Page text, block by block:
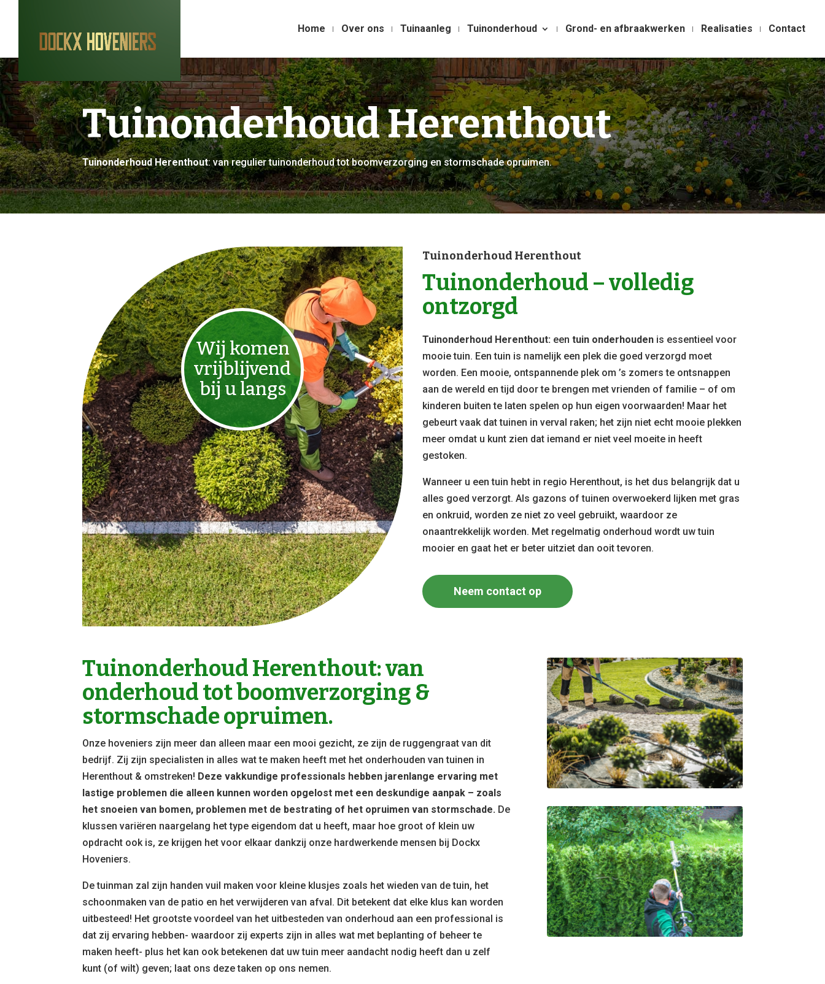
Home Over ons Tuinaanleg Tuinonderhoud Grond- en afbraakwerken Realisaties Contact
Tuinonderhoud Herenthout
Tuinonderhoud Herenthout: van regulier tuinonderhoud tot boomverzorging en stormschade opruimen.
Wij komen
vrijblijvend
bij u langs
Tuinonderhoud Herenthout
Tuinonderhoud – volledig
ontzorgd
Tuinonderhoud Herenthout: eentuin onderhouden is essentieel voor
mooie tuin. Een tuin is namelijk een plek die goed verzorgd moet
worden. Een mooie, ontspannende plek om ’s zomers te ontsnappen
aan de wereld en tijd door te brengen met vrienden of familie – of om
kinderen buiten te laten spelen op hun eigen voorwaarden! Maar het
gebeurt vaak dat tuinen in verval raken; het zijn niet echt mooie plekken
meer omdat u kunt zien dat iemand er niet veel moeite in heeft
gestoken.
Wanneer u een tuin hebt in regio Herenthout, is het dus belangrijk dat u
alles goed verzorgt. Als gazons of tuinen overwoekerd lijken met gras
en onkruid, worden ze niet zo veel gebruikt, waardoor ze
onaantrekkelijk worden. Met regelmatig onderhoud wordt uw tuin
mooier en gaat het er beter uitziet dan ooit tevoren.
Neem contact op
Tuinonderhoud Herenthout: van
onderhoud tot boomverzorging &
stormschade opruimen.
Onze hoveniers zijn meer dan alleen maar een mooi gezicht, ze zijn de ruggengraat van dit
bedrijf. Zij zijn specialisten in alles wat te maken heeft met het onderhouden van tuinen in
Herenthout & omstreken! Deze vakkundige professionals hebben jarenlange ervaring met
lastige problemen die alleen kunnen worden opgelost met een deskundige aanpak – zoals
het snoeien van bomen, problemen met de bestrating of het opruimen van stormschade. De
klussen variëren naargelang het type eigendom dat u heeft, maar hoe groot of klein uw
opdracht ook is, ze krijgen het voor elkaar dankzij onze hardwerkende mensen bij Dockx
Hoveniers.
De tuinman zal zijn handen vuil maken voor kleine klusjes zoals het wieden van de tuin, het
schoonmaken van de patio en het verwijderen van afval. Dit betekent dat elke klus kan worden
uitbesteed! Het grootste voordeel van het uitbesteden van onderhoud aan een professional is
dat zij ervaring hebben- waardoor zij experts zijn in alles wat met beplanting of beheer te
maken heeft- plus het kan ook betekenen dat uw tuin meer aandacht nodig heeft dan u zelf
kunt (of wilt) geven; laat ons deze taken op ons nemen.